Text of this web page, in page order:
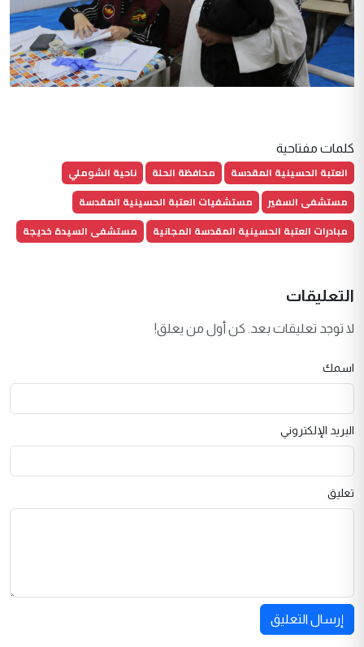
كلمات مفتاحية
العتبة الحسينية المقدسة محافظة الحلة
ناحية الشوملي
مستشفى السفير
مستشفيات العتبة الحسينية المقدسة
مبادرات العتبة الحسينية المقدسة المجانية
مستشفى السيدة خديجة
التعليقات
لا توجد تعليقات بعد. كن أول من يعلق!
اسمك
البريد الإلكتروني
تعليق
إرسال التعليق